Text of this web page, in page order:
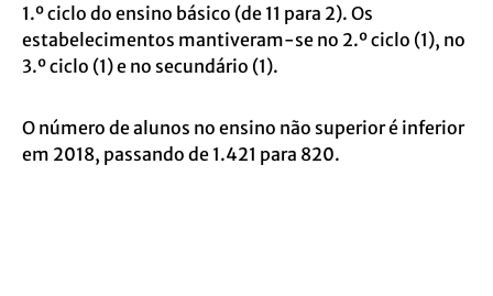
1.º ciclo do ensino básico (de 11 para 2). Os
estabelecimentos mantiveram-se no 2.º ciclo (1), no
3.º ciclo (1) e no secundário (1).
O número de alunos no ensino não superior é inferior
em 2018, passando de 1.421 para 820.